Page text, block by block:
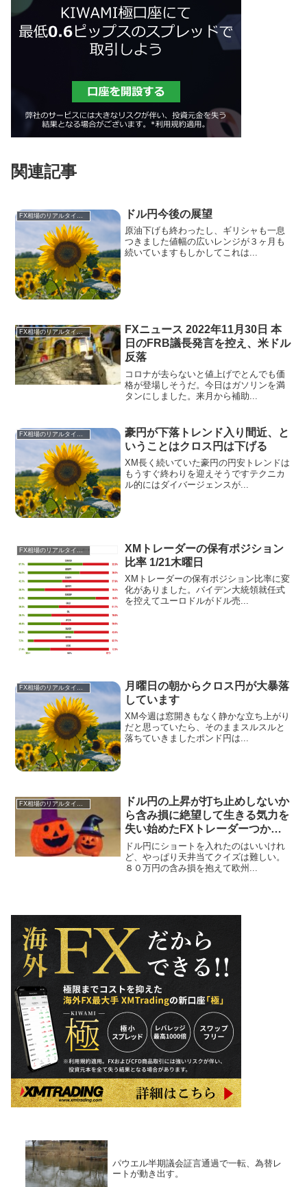
関連記事
ドル円今後の展望
原油下げも終わったし、ギリシャも一息
つきました値幅の広いレンジが３ヶ月も
続いていますもしかしてこれは...
FX相場のリアルタイム情報
FXニュース 2022年11月30日 本
日のFRB議長発言を控え、米ドル
反落
コロナが去らないと値上げでとんでも価
格が登場しそうだ。今日はガソリンを満
タンにしました。来月から補助...
豪円が下落トレンド入り間近、と
いうことはクロス円は下げる
XM長く続いていた豪円の円安トレンドは
もうすぐ終わりを迎えそうですテクニカ
ル的にはダイバージェンスが...
FX相場のリアルタイム情報
XMトレーダーの保有ポジション
比率 1/21木曜日
XMトレーダーの保有ポジション比率に変
化がありました。バイデン大統領就任式
を控えてユーロドルがドル売...
月曜日の朝からクロス円が大暴落
しています
XM今週は窓開きもなく静かな立ち上がり
だと思っていたら、そのままスルスルと
落ちていきましたポンド円は...
ドル円の上昇が打ち止めしないか
ら含み損に絶望して生きる気力を
失い始めたFXトレーダーつか
さ。
ドル円にショートを入れたのはいいけれ
ど、やっぱり天井当てクイズは難しい。
８０万円の含み損を抱えて欧州...
パウエル半期議会証言通過で一転、為替レ
ートが動き出す。